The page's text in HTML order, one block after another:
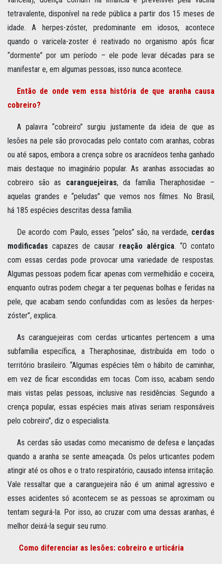
tetravalente, disponível na rede pública a partir dos 15 meses de
idade. A herpes-zóster, predominante em idosos, acontece
quando o varicela-zoster é reativado no organismo após ficar
“dormente” por um período – ele pode levar décadas para se
manifestar e, em algumas pessoas, isso nunca acontece.
Então de onde vem essa história de que aranha causa
cobreiro?
A palavra “cobreiro” surgiu justamente da ideia de que as
lesões na pele são provocadas pelo contato com aranhas, cobras
ou até sapos, embora a crença sobre os aracnídeos tenha ganhado
mais destaque no imaginário popular. As aranhas associadas ao
cobreiro são as caranguejeiras, da família Theraphosidae –
aquelas grandes e “peludas” que vemos nos filmes. No Brasil,
há 185 espécies descritas dessa família.
De acordo com Paulo, esses “pelos” são, na verdade, cerdas
modificadas capazes de causar reação alérgica. “O contato
com essas cerdas pode provocar uma variedade de respostas.
Algumas pessoas podem ficar apenas com vermelhidão e coceira,
enquanto outras podem chegar a ter pequenas bolhas e feridas na
pele, que acabam sendo confundidas com as lesões da herpes-
zóster”, explica.
As caranguejeiras com cerdas urticantes pertencem a uma
subfamília específica, a Theraphosinae, distribuída em todo o
território brasileiro. “Algumas espécies têm o hábito de caminhar,
em vez de ficar escondidas em tocas. Com isso, acabam sendo
mais vistas pelas pessoas, inclusive nas residências. Segundo a
crença popular, essas espécies mais ativas seriam responsáveis
pelo cobreiro”, diz o especialista.
As cerdas são usadas como mecanismo de defesa e lançadas
quando a aranha se sente ameaçada. Os pelos urticantes podem
atingir até os olhos e o trato respiratório, causado intensa irritação.
Vale ressaltar que a caranguejeira não é um animal agressivo e
esses acidentes só acontecem se as pessoas se aproximam ou
tentam segurá-la. Por isso, ao cruzar com uma dessas aranhas, é
melhor deixá-la seguir seu rumo.
Como diferenciar as lesões: cobreiro e urticária